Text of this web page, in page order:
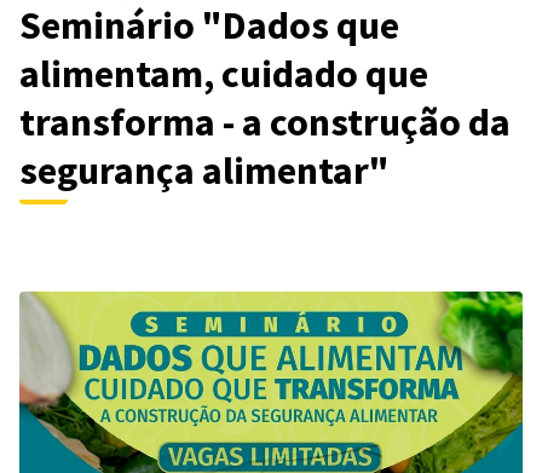
Seminário "Dados que
alimentam, cuidado que
transforma - a construção da
segurança alimentar"